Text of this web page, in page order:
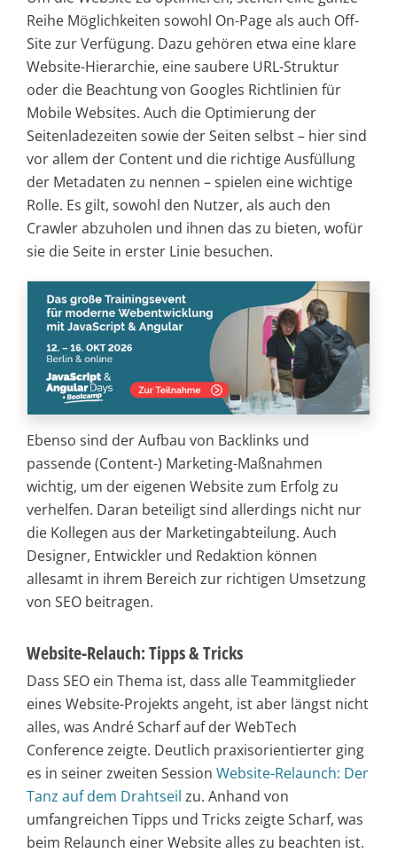
Reihe Möglichkeiten sowohl On-Page als auch Off-
Site zur Verfügung. Dazu gehören etwa eine klare
Website-Hierarchie, eine saubere URL-Struktur
oder die Beachtung von Googles Richtlinien für
Mobile Websites. Auch die Optimierung der
Seitenladezeiten sowie der Seiten selbst – hier sind
vor allem der Content und die richtige Ausfüllung
der Metadaten zu nennen – spielen eine wichtige
Rolle. Es gilt, sowohl den Nutzer, als auch den
Crawler abzuholen und ihnen das zu bieten, wofür
sie die Seite in erster Linie besuchen.
Ebenso sind der Aufbau von Backlinks und
passende (Content-) Marketing-Maßnahmen
wichtig, um der eigenen Website zum Erfolg zu
verhelfen. Daran beteiligt sind allerdings nicht nur
die Kollegen aus der Marketingabteilung. Auch
Designer, Entwickler und Redaktion können
allesamt in ihrem Bereich zur richtigen Umsetzung
von SEO beitragen.
Website-Relauch: Tipps & Tricks
Dass SEO ein Thema ist, dass alle Teammitglieder
eines Website-Projekts angeht, ist aber längst nicht
alles, was André Scharf auf der WebTech
Conference zeigte. Deutlich praxisorientierter ging
es in seiner zweiten Session Website-Relaunch: Der
Tanz auf dem Drahtseil zu. Anhand von
umfangreichen Tipps und Tricks zeigte Scharf, was
beim Relaunch einer Website alles zu beachten ist.